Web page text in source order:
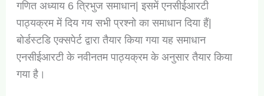
गणित अध्याय 6 त्रिभुज समाधान| इसमें एनसीईआरटी
पाठ्यक्रम में दिय गय सभी प्रश्नो का समाधान दिया हैं|
बोर्डस्टडि एक्सपेर्ट द्वारा तैयार किया गया यह समाधान
एनसीईआरटी के नवीनतम पाठ्यक्रम के अनुसार तैयार किया
गया है।